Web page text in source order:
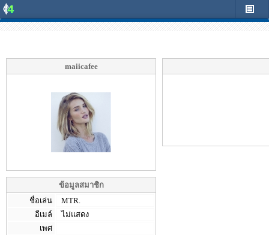
maiicafee
ข้อมูลสมาชิก
ชื่อเล่น
MTR.
อีเมล์
ไม่แสดง
เพศ